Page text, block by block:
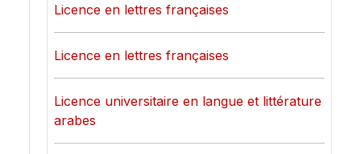
Licence en lettres françaises
Licence en lettres françaises
Licence universitaire en langue et littérature
arabes